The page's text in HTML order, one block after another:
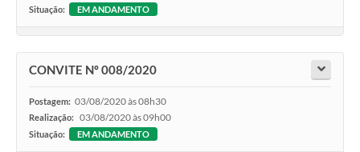
Situação: EM ANDAMENTO
CONVITE Nº 008/2020
Postagem: 03/08/2020 às 08h30
Realização: 03/08/2020 às 09h00
Situação: EM ANDAMENTO